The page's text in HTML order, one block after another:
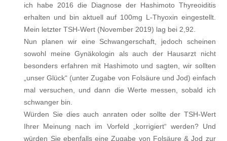
ich habe 2016 die Diagnose der Hashimoto Thyreoiditis
erhalten und bin aktuell auf 100mg L-Thyoxin eingestellt.
Mein letzter TSH-Wert (November 2019) lag bei 2,92.
Nun planen wir eine Schwangerschaft, jedoch scheinen
sowohl meine Gynäkologin als auch der Hausarzt nicht
besonders erfahren mit Hashimoto und sagten, wir sollten
„unser Glück“ (unter Zugabe von Folsäure und Jod) einfach
mal versuchen, und dann die Werte messen, sobald ich
schwanger bin.
Würden Sie dies auch anraten oder sollte der TSH-Wert
Ihrer Meinung nach im Vorfeld „korrigiert“ werden? Und
würden Sie ebenfalls eine Zugabe von Folsäure & Jod zur